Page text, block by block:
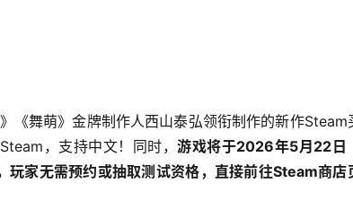
《舞萌》金牌制作人西山泰弘领衔制作的新作Steam
，支持中文！同时，游戏将于2026年5月22日
家无需预约或抽取测试资格，直接前往Steam商店